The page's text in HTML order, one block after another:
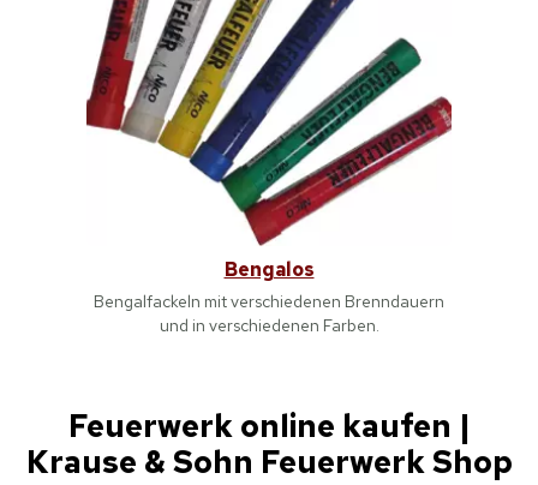
Bengalos
Bengalfackeln mit verschiedenen Brenndauern
und in verschiedenen Farben.
Feuerwerk online kaufen |
Krause & Sohn Feuerwerk Shop